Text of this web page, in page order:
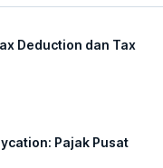
Deduction dan Tax
Pajak Pusat